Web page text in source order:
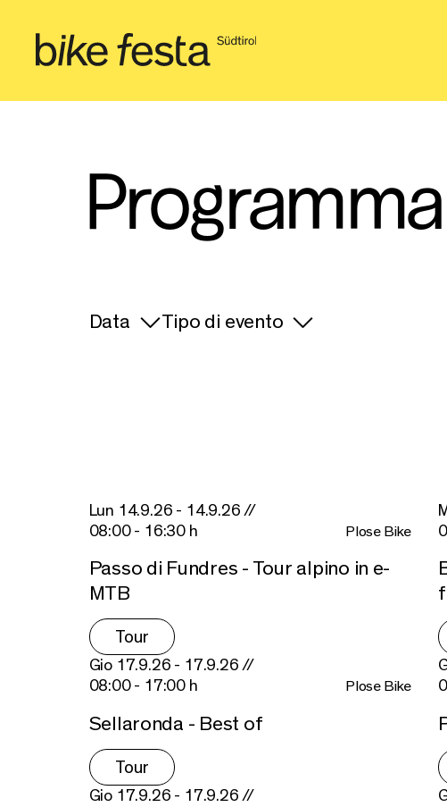
Data Tipo di evento
Lun 14.9.26 - 14.9.26 //
08:00 - 16:30 h
Plose Bike
Passo di Fundres - Tour alpino in e-
MTB
Tour
Gio 17.9.26 - 17.9.26 //
08:00 - 17:00 h
Plose Bike
Sellaronda - Best of
Tour
Gio 17.9.26 - 17.9.26 //